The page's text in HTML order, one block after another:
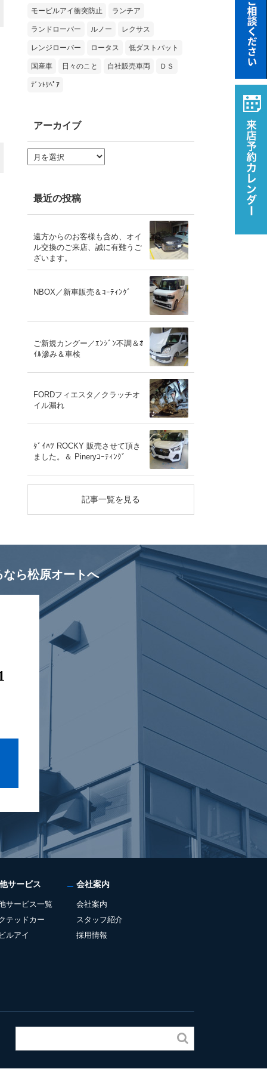
モービルアイ衝突防止 ランチア
ランドローバー ルノー レクサス
レンジローバー ロータス 低ダストパット
国産車 日々のこと 自社販売車両 ＤＳ
ﾃﾞﾝﾄﾘﾍﾟｱ
アーカイブ
ア
ー
ブ
最近の投稿
遠方からのお客様も含め、オイ
ル交換のご来店、誠に有難うご
ざいます。
NBOX／新車販売＆ｺｰﾃｨﾝｸﾞ
ご新規カングー／ｴﾝｼﾞﾝ不調＆ｵ
ｲﾙ滲み＆車検
FORDフィエスタ／クラッチオ
イル漏れ
ﾀﾞｲﾊﾂ ROCKY 販売させて頂き
ました。＆ Pineryｺｰﾃｨﾝｸﾞ
記事一覧を見る
なら松原オートへ
サービス
サービス一覧
テッドカー
ルアイ
会社案内
会社案内
スタッフ紹介
採用情報